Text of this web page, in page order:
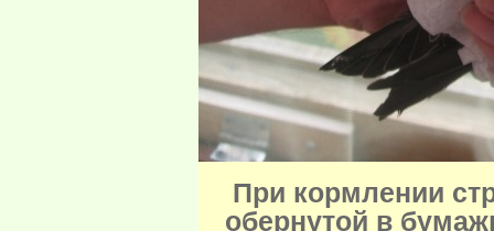
При кормлении
обернутой в